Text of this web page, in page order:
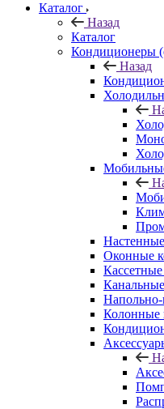
Каталог
Назад
Каталог
Кондиционеры
Назад
Оконные
Колонные